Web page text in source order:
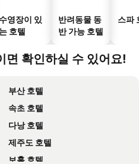
수영장이 있
는 호텔
반려동물 동
반 가능 호텔
스파
면 확인하실 수 있어요!
부산 호텔
속초 호텔
다낭 호텔
제주도 호텔
보홀 호텔